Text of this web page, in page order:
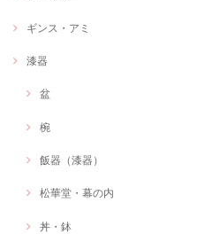
ギンス・アミ
漆器
盆
椀
飯器（漆器）
松華堂・幕の内
丼・鉢